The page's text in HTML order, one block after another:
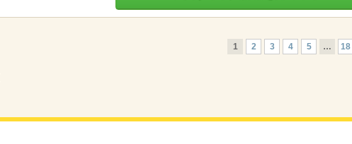
1 2 3 4 5 … 18